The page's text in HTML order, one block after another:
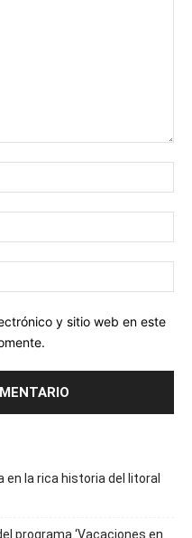
y sitio web en este
en la rica historia del litoral
programa ‘Vacaciones en